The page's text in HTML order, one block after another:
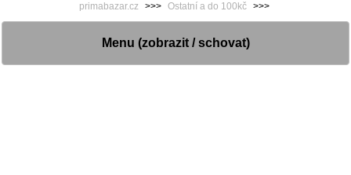
primabazar.cz >>> Ostatní a do 100kč >>>
Menu (zobrazit / schovat)